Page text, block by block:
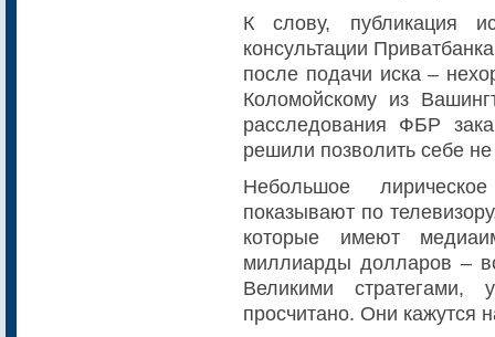
К слову, публикация
консультации
после подачи иска –
Коломойскому из
расследования ФБР
решили позволить себе не
Небольшое
показывают по
которые имеют
миллиарды долларов –
Великими
просчитано. Они кажутся